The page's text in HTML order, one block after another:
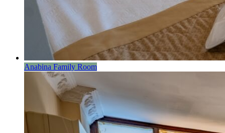
Anabina Family Room